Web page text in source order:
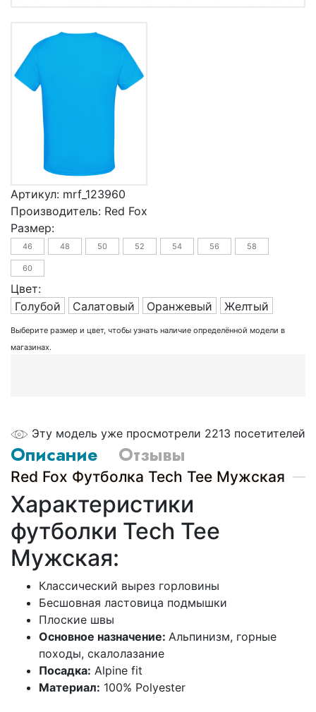
Артикул: mrf_123960
Производитель: Red Fox
Размер:
46 48 50 52 54 56 58
60
Цвет:
Голубой
Салатовый Оранжевый Желтый
Выберите размер и цвет, чтобы узнать наличие определённой модели в
магазинах.
Эту модель уже просмотрели 2213 посетителей
Описание Отзывы
Red Fox Футболка Tech Tee Мужская
Характеристики
футболки Tech Tee
Мужская:
Классический вырез горловины
Бесшовная ластовица подмышки
Плоские швы
Основное назначение: Альпинизм, горные
походы, скалолазание
Посадка: Alpine fit
Материал: 100% Polyester